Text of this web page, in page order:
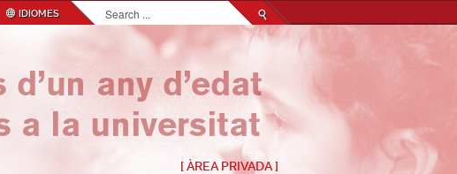
IDIOMES Search...
[ ÀREA PRIVADA ]